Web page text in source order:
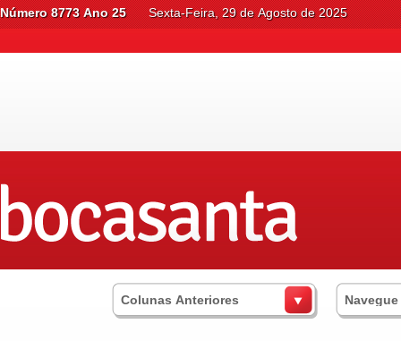
Número 8773 Ano 25 Sexta-Feira, 29 de Agosto de 2025
Colunas Anteriores